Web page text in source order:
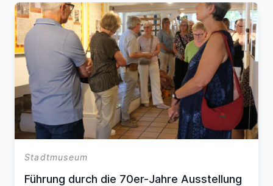
Stadtmuseum
Führung durch die 70er-Jahre Ausstellung